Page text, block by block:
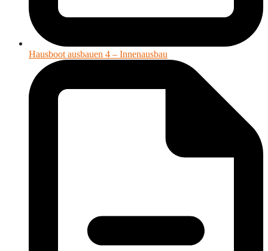
Hausboot ausbauen 4 – Innenausbau